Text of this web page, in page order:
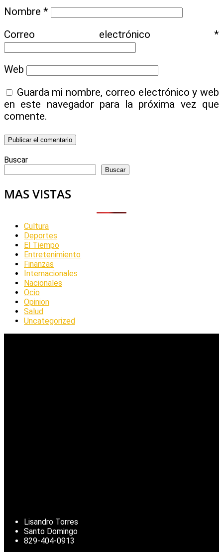
Nombre *
Correo electrónico *
Web
Guarda mi nombre, correo electrónico y web
en este navegador para la próxima vez que
comente.
Buscar
Buscar
MAS VISTAS
Cultura
Deportes
El Tiempo
Entretenimiento
Finanzas
Internacionales
Nacionales
Ocio
Opinion
Salud
Uncategorized
Lisandro Torres
Santo Domingo
829-404-0913